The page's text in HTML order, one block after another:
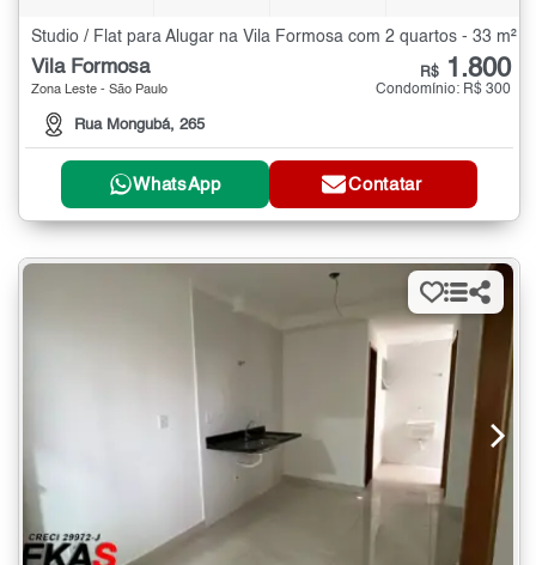
Studio / Flat para Alugar na Vila Formosa com 2 quartos - 33 m²
Vila Formosa
Zona Leste - São Paulo
Rua Mongubá, 265
R$ 1.800
Condomínio: R$ 300
WhatsApp Contatar